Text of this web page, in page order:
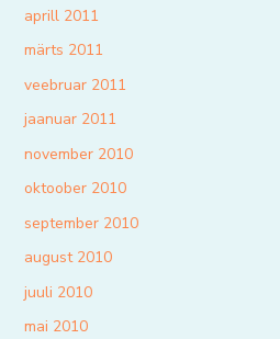
aprill 2011
märts 2011
veebruar 2011
jaanuar 2011
november 2010
oktoober 2010
september 2010
august 2010
juuli 2010
mai 2010